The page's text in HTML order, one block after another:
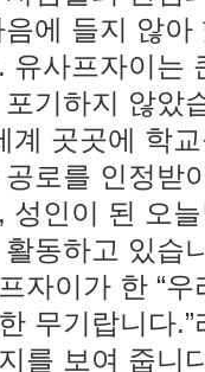
음에 들지 않
유사프자이는
포기하지 않았
계 곳곳에 학
공로를 인정받
성인이 된 오
활동하고 있습
자이가 한 “
무기랍니다
를 보여 줍니